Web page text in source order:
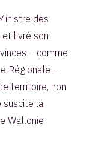
des
et livré son
– comme
Régionale –
territoire, non
suscite la
Wallonie